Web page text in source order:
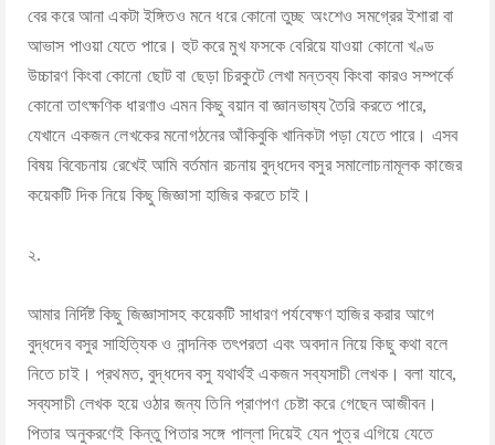
বের করে আনা একটা ইঙ্গিতও মনে ধরে কোনো তুচ্ছ অংশেও সমগ্রের ইশারা বা
আভাস পাওয়া যেতে পারে। হুট করে মুখ ফসকে বেরিয়ে যাওয়া কোনো খণ্ড
উচ্চারণ কিংবা কোনো ছোট বা ছেড়া চিরকুটে লেখা মন্তব্য কিংবা কারও সম্পর্কে
কোনো তাৎক্ষণিক ধারণাও এমন কিছু বয়ান বা জ্ঞানভাষ্য তৈরি করতে পারে,
যেখানে একজন লেখকের মনোগঠনের আঁকিবুকি খানিকটা পড়া যেতে পারে। এসব
বিষয় বিবেচনায় রেখেই আমি বর্তমান রচনায় বুদ্ধদেব বসুর সমালোচনামূলক কাজের
কয়েকটি দিক নিয়ে কিছু জিজ্ঞাসা হাজির করতে চাই।
২.
আমার নির্দিষ্ট কিছু জিজ্ঞাসাসহ কয়েকটি সাধারণ পর্যবেক্ষণ হাজির করার আগে
বুদ্ধদেব বসুর সাহিত্যিক ও নান্দনিক তৎপরতা এবং অবদান নিয়ে কিছু কথা বলে
নিতে চাই। প্রথমত, বুদ্ধদেব বসু যথার্থই একজন সব্যসাচী লেখক। বলা যাবে,
সব্যসাচী লেখক হয়ে ওঠার জন্য তিনি প্রাণপণ চেষ্টা করে গেছেন আজীবন।
পিতার অনুকরণেই কিন্তু পিতার সঙ্গে পাল্লা দিয়েই যেন পুত্র এগিয়ে যেতে